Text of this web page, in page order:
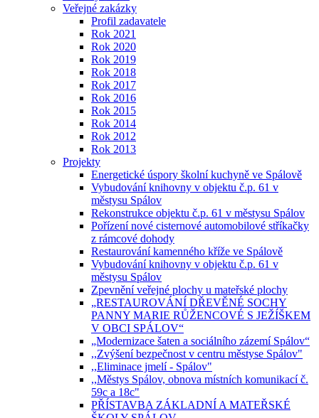
Veřejné zakázky
Profil zadavatele
Rok 2021
Rok 2020
Rok 2019
Rok 2018
Rok 2017
Rok 2016
Rok 2015
Rok 2014
Rok 2012
Rok 2013
Projekty
Energetické úspory školní kuchyně ve Spálově
Vybudování knihovny v objektu č.p. 61 v
městysu Spálov
Rekonstrukce objektu č.p. 61 v městysu Spálov
Pořízení nové cisternové automobilové stříkačky
z rámcové dohody
Restaurování kamenného kříže ve Spálově
Vybudování knihovny v objektu č.p. 61 v
městysu Spálov
Zpevnění veřejné plochy u mateřské plochy
„RESTAUROVÁNÍ DŘEVĚNÉ SOCHY
PANNY MARIE RŮŽENCOVÉ S JEŽÍŠKEM
V OBCI SPÁLOV“
„Modernizace šaten a sociálního zázemí Spálov“
,,Zvýšení bezpečnost v centru městyse Spálov"
,,Eliminace jmelí - Spálov"
,,Městys Spálov, obnova místních komunikací č.
59c a 18c"
PŘÍSTAVBA ZÁKLADNÍ A MATEŘSKÉ